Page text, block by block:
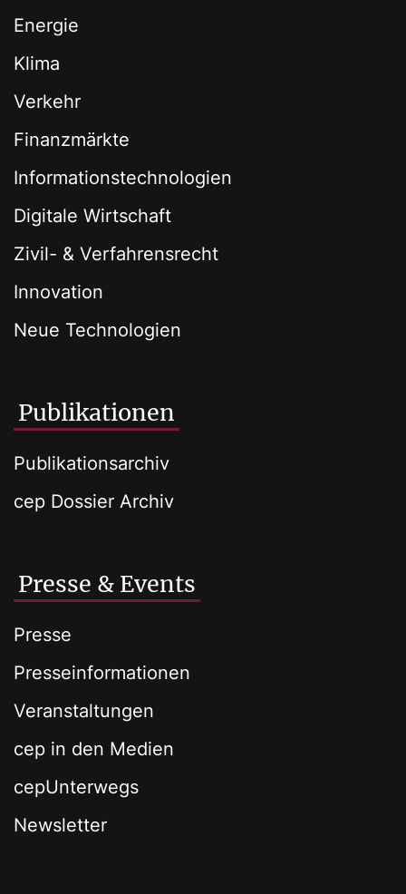
Energie
Klima
Verkehr
Finanzmärkte
Informationstechnologien
Digitale Wirtschaft
Zivil- & Verfahrensrecht
Innovation
Neue Technologien
Publikationen
Publikationsarchiv
cep Dossier Archiv
Presse & Events
Presse
Presseinformationen
Veranstaltungen
cep in den Medien
cepUnterwegs
Newsletter